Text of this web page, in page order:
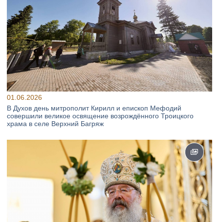
01.06.2026
В Духов день митрополит Кирилл и епископ Мефодий
совершили великое освящение возрождённого Троицкого
храма в селе Верхний Багряж